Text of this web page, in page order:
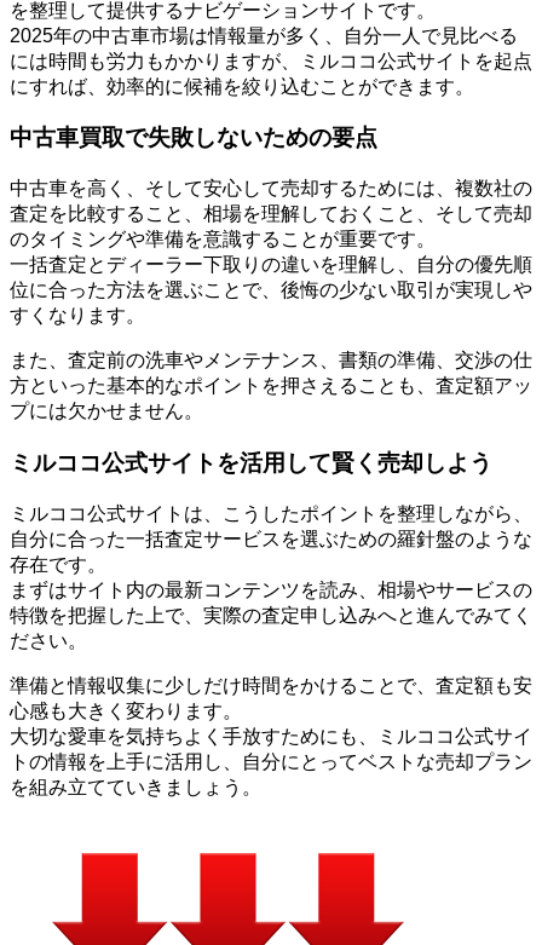
を整理して提供するナビゲーションサイトです。
2025年の中古車市場は情報量が多く、自分一人で見比べる
には時間も労力もかかりますが、ミルココ公式サイトを起点
にすれば、効率的に候補を絞り込むことができます。
中古車買取で失敗しないための要点
中古車を高く、そして安心して売却するためには、複数社の
査定を比較すること、相場を理解しておくこと、そして売却
のタイミングや準備を意識することが重要です。
一括査定とディーラー下取りの違いを理解し、自分の優先順
位に合った方法を選ぶことで、後悔の少ない取引が実現しや
すくなります。
また、査定前の洗車やメンテナンス、書類の準備、交渉の仕
方といった基本的なポイントを押さえることも、査定額アッ
プには欠かせません。
ミルココ公式サイトを活用して賢く売却しよう
ミルココ公式サイトは、こうしたポイントを整理しながら、
自分に合った一括査定サービスを選ぶための羅針盤のような
存在です。
まずはサイト内の最新コンテンツを読み、相場やサービスの
特徴を把握した上で、実際の査定申し込みへと進んでみてく
ださい。
準備と情報収集に少しだけ時間をかけることで、査定額も安
心感も大きく変わります。
大切な愛車を気持ちよく手放すためにも、ミルココ公式サイ
トの情報を上手に活用し、自分にとってベストな売却プラン
を組み立てていきましょう。